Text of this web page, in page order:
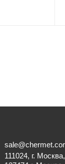
111024, г.